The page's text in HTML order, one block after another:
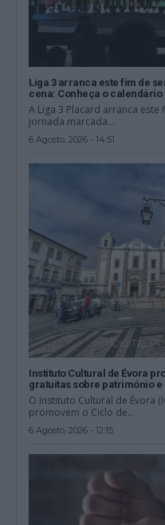
Liga 3 arranca este fim de
cena: Conheça o calendário
A Liga 3 Placard arranca
jornada marcada...
6 Agosto, 2026 - 14:51
Instituto Cultural de Évora
gratuitas sobre património e
O Instituto Cultural de Évora
promovem o Ciclo de...
6 Agosto, 2026 - 12:15